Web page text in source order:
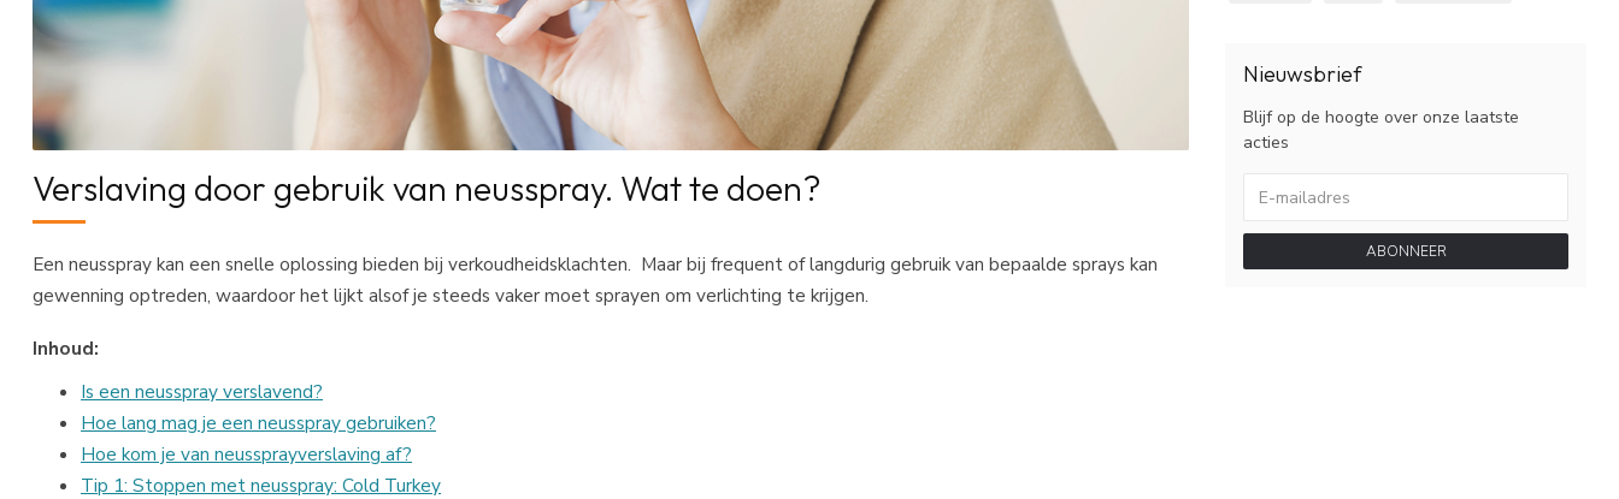
Verslaving door gebruik van neusspray. Wat te doen?
Een neusspray kan een snelle oplossing bieden bij verkoudheidsklachten. Maar bij frequent of langdurig gebruik van bepaalde sprays kan
gewenning optreden, waardoor het lijkt alsof je steeds vaker moet sprayen om verlichting te krijgen.
Inhoud:
Is een neusspray verslavend?
Hoe lang mag je een neusspray gebruiken?
Hoe kom je van neussprayverslaving af?
Tip 1: Stoppen met neusspray: Cold Turkey
Nieuwsbrief
Blijf op de hoogte over onze laatste
acties
ABONNEER